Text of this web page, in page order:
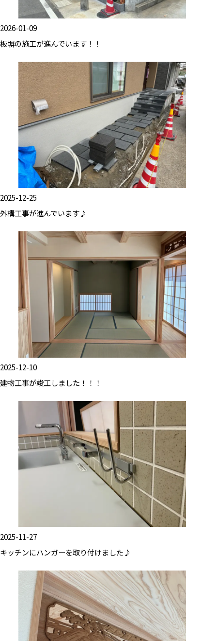
2026-01-09
板塀の施工が進んでいます！！
2025-12-25
外構工事が進んでいます♪
2025-12-10
建物工事が竣工しました！！！
2025-11-27
キッチンにハンガーを取り付けました♪